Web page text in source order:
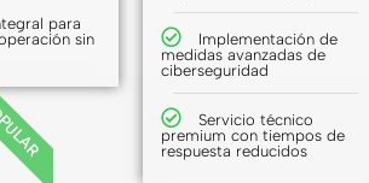
para
sin
Implementación de
medidas avanzadas de
ciberseguridad
Servicio técnico
premium con tiempos de
respuesta reducidos